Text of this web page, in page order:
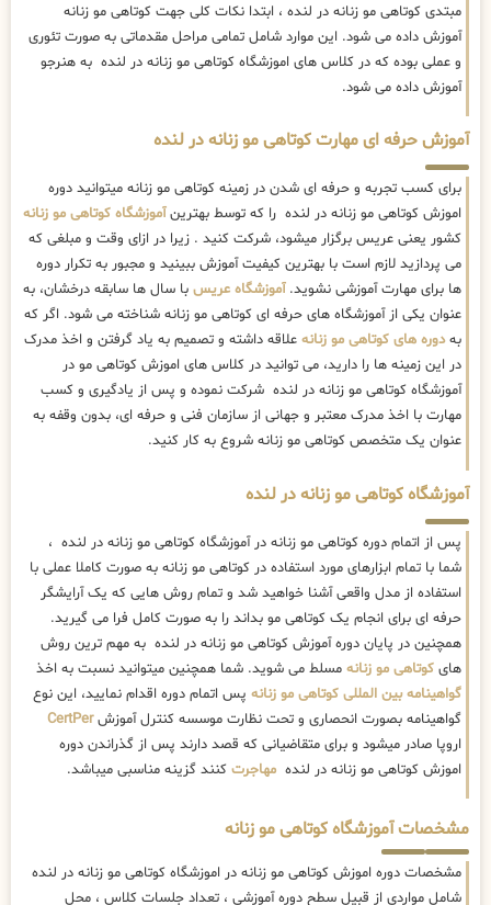
مبتدی کوتاهی مو زنانه در لنده ، ابتدا نکات کلی جهت کوتاهی مو زنانه
آموزش داده می شود. این موارد شامل تمامی مراحل مقدماتی به صورت تئوری
و عملی بوده که در کلاس های اموزشگاه کوتاهی مو زنانه در لنده به هنرجو
آموزش داده می شود.
آموزش حرفه ای مهارت کوتاهی مو زنانه در لنده
برای کسب تجربه و حرفه ای شدن در زمینه کوتاهی مو زنانه میتوانید دوره
اموزش کوتاهی مو زنانه در لنده را که توسط بهترینآموزشگاه کوتاهی مو زنانه
کشور یعنی عریس برگزار میشود، شرکت کنید . زیرا در ازای وقت و مبلغی که
می پردازید لازم است با بهترین کیفیت آموزش ببینید و مجبور به تکرار دوره
ها برای مهارت آموزشی نشوید.آموزشگاه عریس با سال ها سابقه درخشان، به
عنوان یکی از آموزشگاه های حرفه ای کوتاهی مو زنانه شناخته می شود. اگر که
بهدوره های کوتاهی مو زنانه علاقه داشته و تصمیم به یاد گرفتن و اخذ مدرک
در این زمینه ها را دارید، می توانید در کلاس های اموزش کوتاهی مو در
آموزشگاه کوتاهی مو زنانه در لنده شرکت نموده و پس از یادگیری و کسب
مهارت با اخذ مدرک معتبر و جهانی از سازمان فنی و حرفه ای، بدون وقفه به
عنوان یک متخصص کوتاهی مو زنانه شروع به کار کنید.
آموزشگاه کوتاهی مو زنانه در لنده
پس از اتمام دوره کوتاهی مو زنانه در آموزشگاه کوتاهی مو زنانه در لنده ،
شما با تمام ابزارهای مورد استفاده در کوتاهی مو زنانه به صورت کاملا عملی با
استفاده از مدل واقعی آشنا خواهید شد و تمام روش هایی که یک آرایشگر
حرفه ای برای انجام یک کوتاهی مو بداند را به صورت کامل فرا می گیرید.
همچنین در پایان دوره آموزش کوتاهی مو زنانه در لنده به مهم ترین روش
های کوتاهی مو زنانه مسلط می شوید. شما همچنین میتوانید نسبت به اخذ
گواهینامه بین المللی کوتاهی مو زنانه پس اتمام دوره اقدام نمایید، این نوع
گواهینامه بصورت انحصاری و تحت نظارت موسسه کنترل آموزشCertPer
اروپا صادر میشود و برای متقاضیانی که قصد دارند پس از گذراندن دوره
اموزش کوتاهی مو زنانه در لنده مهاجرت کنند گزینه مناسبی میباشد.
مشخصات آموزشگاه کوتاهی مو زنانه
مشخصات دوره اموزش کوتاهی مو زنانه در اموزشگاه کوتاهی مو زنانه در لنده
شامل مواردی از قبیل سطح دوره آموزشی ، تعداد جلسات کلاس ، محل